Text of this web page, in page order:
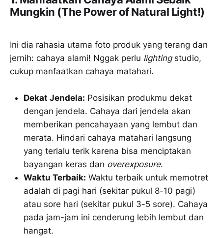
Mungkin (The Power of Natural Light!)
Ini dia rahasia utama foto produk yang terang dan
jernih: cahaya alami! Nggak perlu lightingstudio,
cukup manfaatkan cahaya matahari.
Dekat Jendela: Posisikan produkmu dekat
dengan jendela. Cahaya dari jendela akan
memberikan pencahayaan yang lembut dan
merata. Hindari cahaya matahari langsung
yang terlalu terik karena bisa menciptakan
bayangan keras dan overexposure.
Waktu Terbaik: Waktu terbaik untuk memotret
adalah di pagi hari (sekitar pukul 8-10 pagi)
atau sore hari (sekitar pukul 3-5 sore). Cahaya
pada jam-jam ini cenderung lebih lembut dan
hangat.